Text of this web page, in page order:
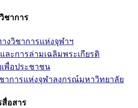
ชาการ
งวิชาการแห่งจุฬาฯ
ละการล่ามเฉลิมพระเกียรติ
พื่อประชาชน
าการแห่งจุฬาลงกรณ์มหาวิทยาลัย
สื่อสาร